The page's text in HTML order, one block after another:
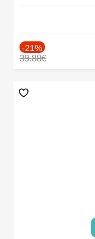
-21%
39.88€